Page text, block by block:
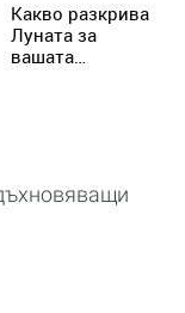
Kакво разкрива
Луната за
вашата